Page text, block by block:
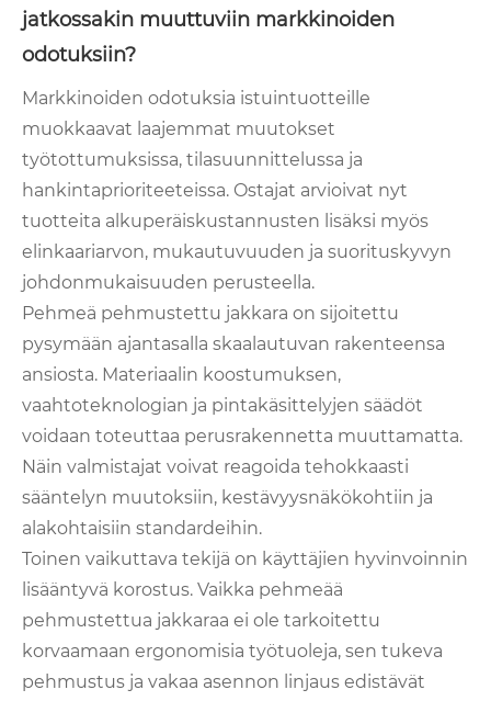
jatkossakin muuttuviin markkinoiden
odotuksiin?
Markkinoiden odotuksia istuintuotteille
muokkaavat laajemmat muutokset
työtottumuksissa, tilasuunnittelussa ja
hankintaprioriteeteissa. Ostajat arvioivat nyt
tuotteita alkuperäiskustannusten lisäksi myös
elinkaariarvon, mukautuvuuden ja suorituskyvyn
johdonmukaisuuden perusteella.
Pehmeä pehmustettu jakkara on sijoitettu
pysymään ajantasalla skaalautuvan rakenteensa
ansiosta. Materiaalin koostumuksen,
vaahtoteknologian ja pintakäsittelyjen säädöt
voidaan toteuttaa perusrakennetta muuttamatta.
Näin valmistajat voivat reagoida tehokkaasti
sääntelyn muutoksiin, kestävyysnäkökohtiin ja
alakohtaisiin standardeihin.
Toinen vaikuttava tekijä on käyttäjien hyvinvoinnin
lisääntyvä korostus. Vaikka pehmeää
pehmustettua jakkaraa ei ole tarkoitettu
korvaamaan ergonomisia työtuoleja, sen tukeva
pehmustus ja vakaa asennon linjaus edistävät